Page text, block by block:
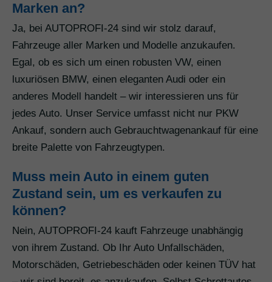
Marken an?
Ja, bei AUTOPROFI-24 sind wir stolz darauf,
Fahrzeuge aller Marken und Modelle anzukaufen.
Egal, ob es sich um einen robusten VW, einen
luxuriösen BMW, einen eleganten Audi oder ein
anderes Modell handelt – wir interessieren uns für
jedes Auto. Unser Service umfasst nicht nur PKW
Ankauf, sondern auch Gebrauchtwagenankauf für eine
breite Palette von Fahrzeugtypen.
Muss mein Auto in einem guten
Zustand sein, um es verkaufen zu
können?
Nein, AUTOPROFI-24 kauft Fahrzeuge unabhängig
von ihrem Zustand. Ob Ihr Auto Unfallschäden,
Motorschäden, Getriebeschäden oder keinen TÜV hat